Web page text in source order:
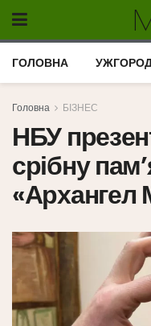
ГОЛОВНА
Головна БІЗНЕС
НБУ
срібну
«Архангел